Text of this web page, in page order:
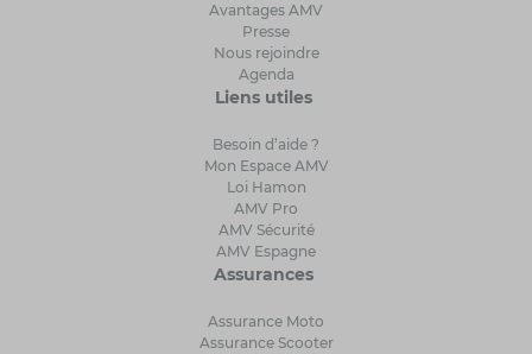
Avantages AMV
Presse
Nous rejoindre
Agenda
Liens utiles
Besoin d’aide ?
Mon Espace AMV
Loi Hamon
AMV Pro
AMV Sécurité
AMV Espagne
Assurances
Assurance Moto
Assurance Scooter